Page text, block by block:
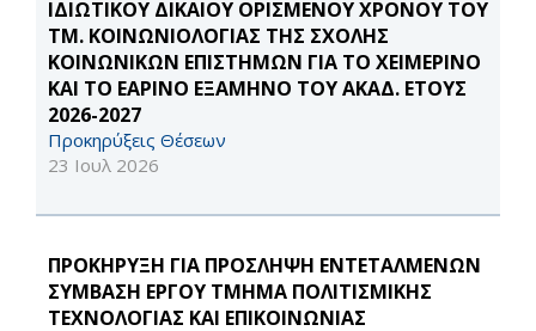
ΙΔΙΩΤΙΚΟΥ ΔΙΚΑΙΟΥ ΟΡΙΣΜΕΝΟΥ ΧΡΟΝΟΥ ΤΟΥ
ΤΜ. ΚΟΙΝΩΝΙΟΛΟΓΙΑΣ ΤΗΣ ΣΧΟΛΗΣ
ΚΟΙΝΩΝΙΚΩΝ ΕΠΙΣΤΗΜΩΝ ΓΙΑ ΤΟ ΧΕΙΜΕΡΙΝΟ
ΚΑΙ ΤΟ ΕΑΡΙΝΟ ΕΞΑΜΗΝΟ ΤΟΥ ΑΚΑΔ. ΕΤΟΥΣ
2026-2027
Προκηρύξεις Θέσεων
23 Ιουλ 2026
ΠΡΟΚΗΡΥΞΗ ΓΙΑ ΠΡΟΣΛΗΨΗ ΕΝΤΕΤΑΛΜΕΝΩΝ
ΣΥΜΒΑΣΗ ΕΡΓΟΥ ΤΜΗΜΑ ΠΟΛΙΤΙΣΜΙΚΗΣ
ΤΕΧΝΟΛΟΓΙΑΣ ΚΑΙ ΕΠΙΚΟΙΝΩΝΙΑΣ